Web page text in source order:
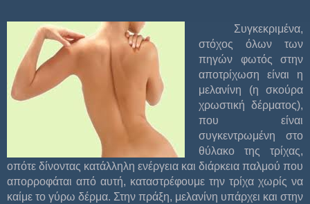
Συγκεκριμένα,
στόχος όλων των
πηγών φωτός στην
αποτρίχωση είναι η
μελανίνη (η σκούρα
χρωστική δέρματος),
που είναι
συγκεντρωμένη στο
θύλακο της τρίχας,
οπότε δίνοντας κατάλληλη ενέργεια και διάρκεια παλμού που
απορροφάται από αυτή, καταστρέφουμε την τρίχα χωρίς να
καίμε το γύρω δέρμα. Στην πράξη, μελανίνη υπάρχει και στην